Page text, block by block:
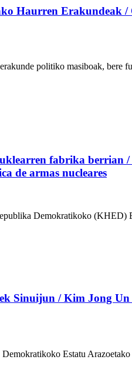
Haurren Erakundeak /
politiko masiboak, bere
fabrika berrian
de armas nucleares
Demokratikoko (KHED)
Sinuijun / Kim Jong
Estatu